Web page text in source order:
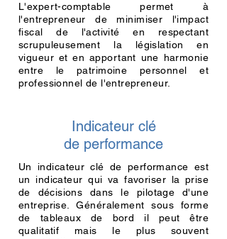
L'expert-comptable permet à
l'entrepreneur de minimiser l'impact
fiscal de l'activité en respectant
scrupuleusement la législation en
vigueur et en apportant une harmonie
entre le patrimoine personnel et
professionnel de l'entrepreneur.
Indicateur clé
de performance
Un indicateur clé de performance est
un indicateur qui va favoriser la prise
de décisions dans le pilotage d'une
entreprise. Généralement sous forme
de tableaux de bord il peut être
qualitatif mais le plus souvent